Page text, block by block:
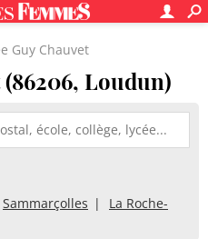
Guy Chauvet
(86206, Loudun)
Sammarçolles
La Roche-